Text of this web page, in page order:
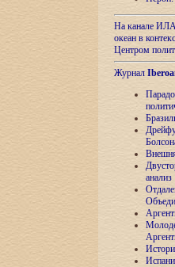
На канале
океан в
Центром
Журнал
анализ